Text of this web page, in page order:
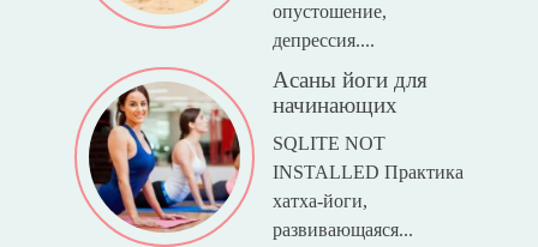
опустошение,
депрессия....
Асаны йоги для
начинающих
SQLITE NOT
INSTALLED Практика
хатха-йоги,
развивающаяся...